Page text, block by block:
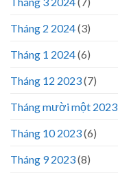
Tháng 2 2024(3)
Tháng 1 2024(6)
Tháng 12 2023(7)
Tháng mười một 2023
Tháng 10 2023(6)
Tháng 9 2023(8)